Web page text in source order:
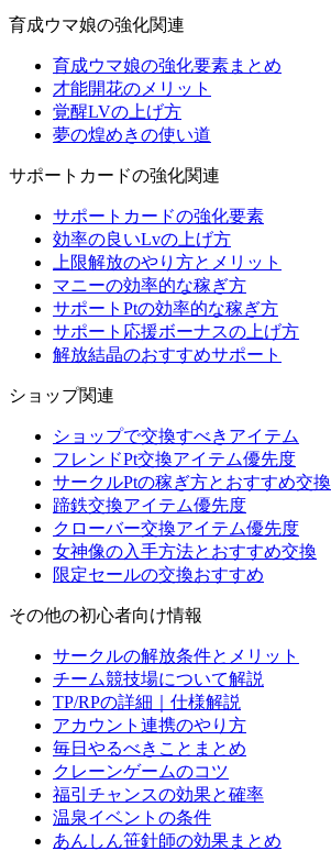
育成ウマ娘の強化関連
育成ウマ娘の強化要素まとめ
才能開花のメリット
覚醒LVの上げ方
夢の煌めきの使い道
サポートカードの強化関連
サポートカードの強化要素
効率の良いLvの上げ方
上限解放のやり方とメリット
マニーの効率的な稼ぎ方
サポートPtの効率的な稼ぎ方
サポート応援ボーナスの上げ方
解放結晶のおすすめサポート
ショップ関連
ショップで交換すべきアイテム
フレンドPt交換アイテム優先度
サークルPtの稼ぎ方とおすすめ交換
蹄鉄交換アイテム優先度
クローバー交換アイテム優先度
女神像の入手方法とおすすめ交換
限定セールの交換おすすめ
その他の初心者向け情報
サークルの解放条件とメリット
チーム競技場について解説
TP/RPの詳細｜仕様解説
アカウント連携のやり方
毎日やるべきことまとめ
クレーンゲームのコツ
福引チャンスの効果と確率
温泉イベントの条件
あんしん笹針師の効果まとめ